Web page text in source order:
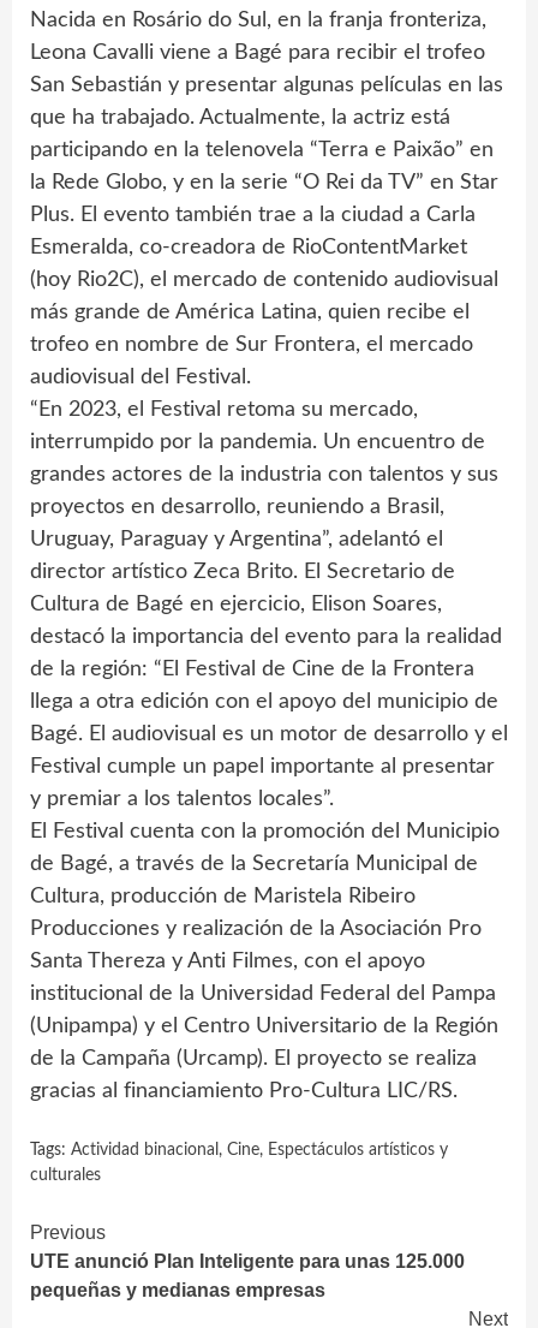
Nacida en Rosário do Sul, en la franja fronteriza,
Leona Cavalli viene a Bagé para recibir el trofeo
San Sebastián y presentar algunas películas en las
que ha trabajado. Actualmente, la actriz está
participando en la telenovela “Terra e Paixão” en
la Rede Globo, y en la serie “O Rei da TV” en Star
Plus. El evento también trae a la ciudad a Carla
Esmeralda, co-creadora de RioContentMarket
(hoy Rio2C), el mercado de contenido audiovisual
más grande de América Latina, quien recibe el
trofeo en nombre de Sur Frontera, el mercado
audiovisual del Festival.
“En 2023, el Festival retoma su mercado,
interrumpido por la pandemia. Un encuentro de
grandes actores de la industria con talentos y sus
proyectos en desarrollo, reuniendo a Brasil,
Uruguay, Paraguay y Argentina”, adelantó el
director artístico Zeca Brito. El Secretario de
Cultura de Bagé en ejercicio, Elison Soares,
destacó la importancia del evento para la realidad
de la región: “El Festival de Cine de la Frontera
llega a otra edición con el apoyo del municipio de
Bagé. El audiovisual es un motor de desarrollo y el
Festival cumple un papel importante al presentar
y premiar a los talentos locales”.
El Festival cuenta con la promoción del Municipio
de Bagé, a través de la Secretaría Municipal de
Cultura, producción de Maristela Ribeiro
Producciones y realización de la Asociación Pro
Santa Thereza y Anti Filmes, con el apoyo
institucional de la Universidad Federal del Pampa
(Unipampa) y el Centro Universitario de la Región
de la Campaña (Urcamp). El proyecto se realiza
gracias al financiamiento Pro-Cultura LIC/RS.
Tags: Actividad binacional , Cine, Espectáculos artísticos y
culturales
Continue
Reading
Previous
UTE anunció Plan Inteligente para unas 125.000
pequeñas y medianas empresas
Next